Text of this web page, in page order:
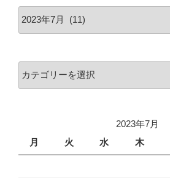
ブ
テ
2023年7月
月
火 水 木